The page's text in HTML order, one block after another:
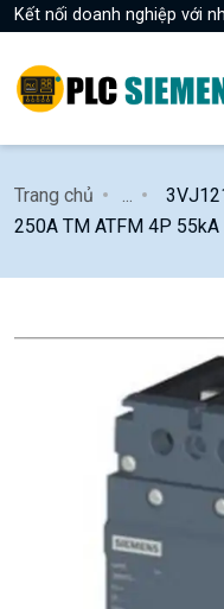
Kết nối doanh nghiệp với
Trang chủ
250A TM ATFM 4P